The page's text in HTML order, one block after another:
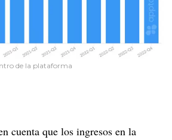
de la plataforma
cuenta que los ingresos en la